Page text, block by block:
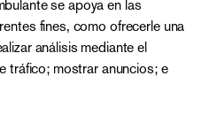
Cuauhtémoc, C.P. 06700,
se apoya en las
fines, como ofrecerle una
análisis mediante el
tráfico; mostrar anuncios; e